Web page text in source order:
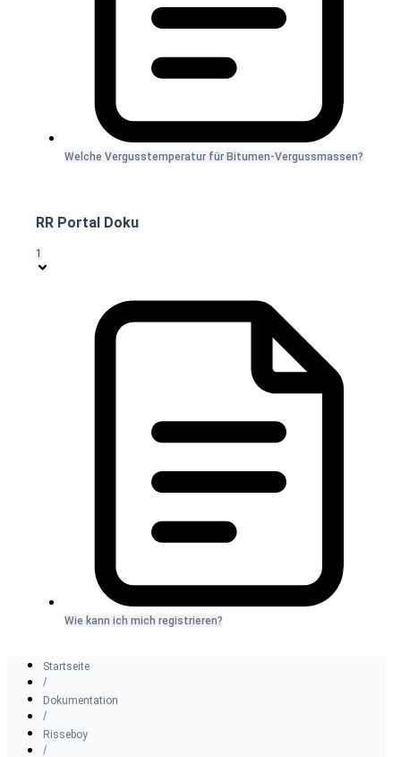
Welche Vergusstemperatur für Bitumen-Vergussmassen?
RR Portal Doku
1
Wie kann ich mich registrieren?
Startseite
Dokumentation
Risseboy